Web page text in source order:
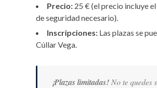
Precio: 25 € (el precio incluye
de seguridad necesario).
Inscripciones: Las plazas se
Cúllar Vega.
¡Plazas limitadas! No te quedes